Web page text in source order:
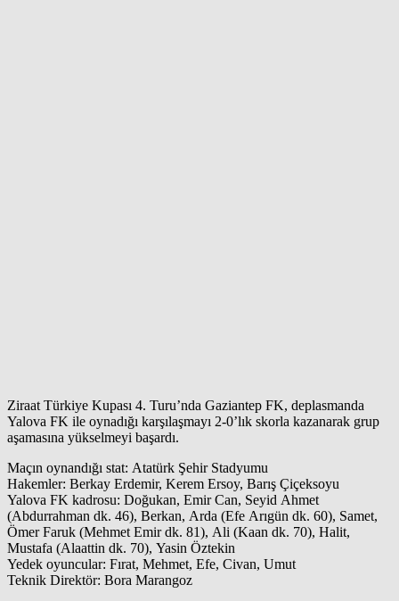
Ziraat Türkiye Kupası 4. Turu’nda Gaziantep FK, deplasmanda
Yalova FK ile oynadığı karşılaşmayı 2-0’lık skorla kazanarak grup
aşamasına yükselmeyi başardı.
Maçın oynandığı stat: Atatürk Şehir Stadyumu
Hakemler: Berkay Erdemir, Kerem Ersoy, Barış Çiçeksoyu
Yalova FK kadrosu: Doğukan, Emir Can, Seyid Ahmet
(Abdurrahman dk. 46), Berkan, Arda (Efe Arıgün dk. 60), Samet,
Ömer Faruk (Mehmet Emir dk. 81), Ali (Kaan dk. 70), Halit,
Mustafa (Alaattin dk. 70), Yasin Öztekin
Yedek oyuncular: Fırat, Mehmet, Efe, Civan, Umut
Teknik Direktör: Bora Marangoz